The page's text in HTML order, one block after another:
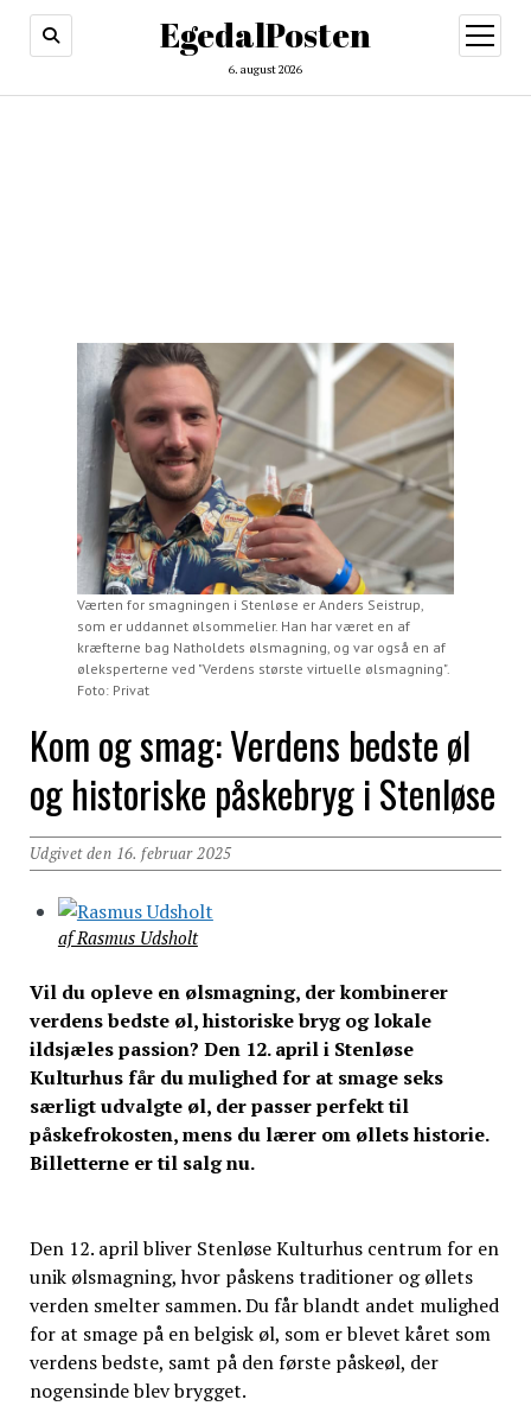
EgedalPosten
6. august 2026
open
menu
Værten for smagningen i Stenløse er Anders Seistrup,
som er uddannet ølsommelier. Han har været en af
kræfterne bag Natholdets ølsmagning, og var også en af
øleksperterne ved "Verdens største virtuelle ølsmagning".
Foto: Privat
Kom og smag: Verdens bedste øl
og historiske påskebryg i Stenløse
Udgivet den 16. februar 2025
af Rasmus Udsholt
Vil du opleve en ølsmagning, der kombinerer
verdens bedste øl, historiske bryg og lokale
ildsjæles passion? Den 12. april i Stenløse
Kulturhus får du mulighed for at smage seks
særligt udvalgte øl, der passer perfekt til
påskefrokosten, mens du lærer om øllets historie.
Billetterne er til salg nu.
Den 12. april bliver Stenløse Kulturhus centrum for en
unik ølsmagning, hvor påskens traditioner og øllets
verden smelter sammen. Du får blandt andet mulighed
for at smage på en belgisk øl, som er blevet kåret som
verdens bedste, samt på den første påskeøl, der
nogensinde blev brygget.